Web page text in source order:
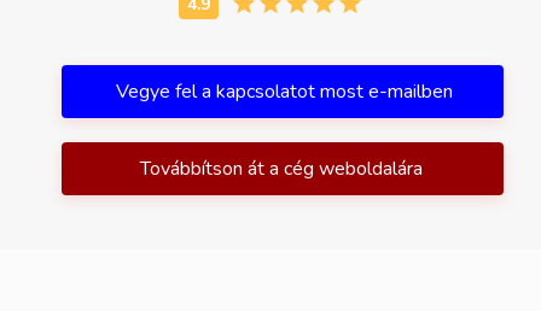
Vegye fel a kapcsolatot most e-mailben
Továbbítson át a cég weboldalára